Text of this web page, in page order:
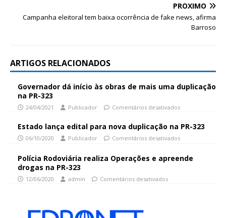
PRÓXIMO
Campanha eleitoral tem baixa ocorrência de fake news, afirma
Barroso
ARTIGOS RELACIONADOS
Governador dá início às obras de mais uma duplicação
na PR-323
24/04/2021 Publicador Comentários desativados
Estado lança edital para nova duplicação na PR-323
06/10/2020 Publicador Comentários desativados
Polícia Rodoviária realiza Operações e apreende
drogas na PR-323
12/06/2020 admin Comentários desativados